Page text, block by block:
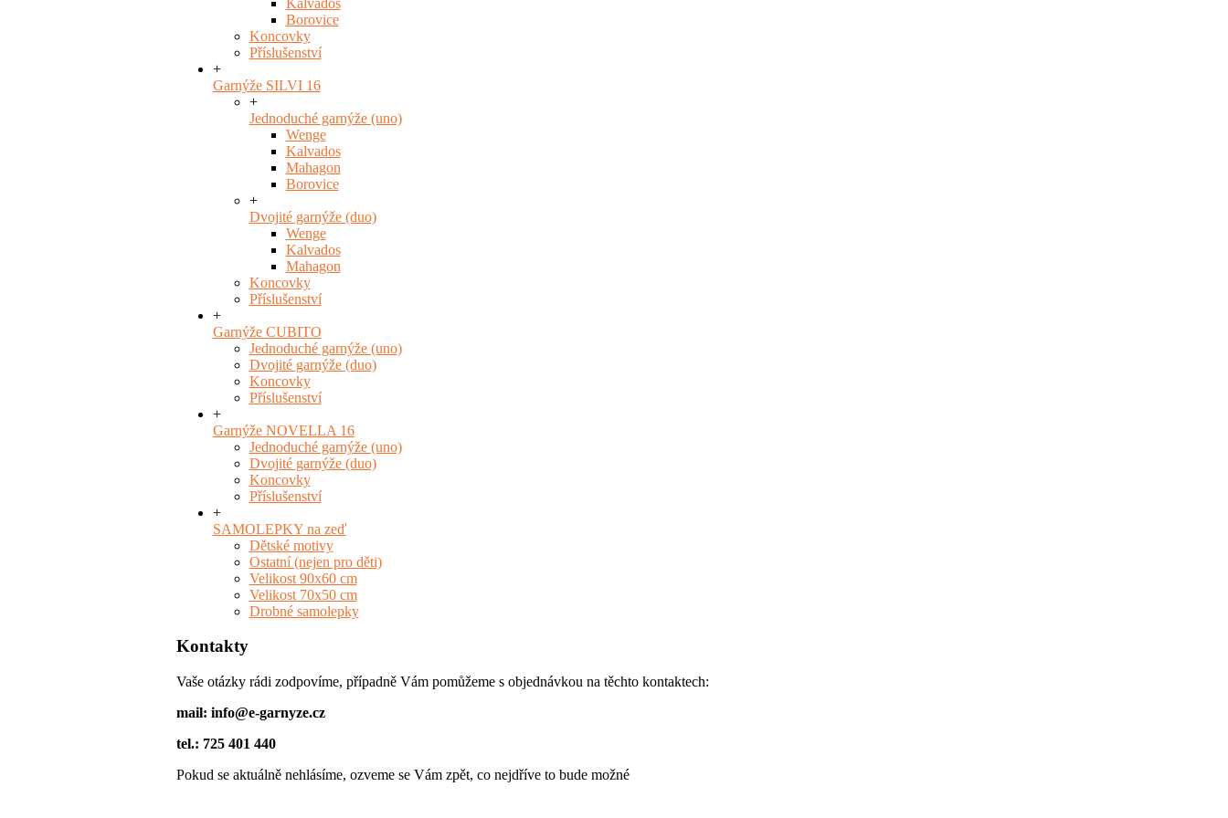
Borovice
Koncovky
Příslušenství
+
Garnýže SILVI 16
+
Jednoduché garnýže (uno)
Wenge
Kalvados
Mahagon
Borovice
+
Dvojité garnýže (duo)
Wenge
Kalvados
Mahagon
Koncovky
Příslušenství
+
Garnýže CUBITO
Jednoduché garnýže (uno)
Dvojité garnýže (duo)
Koncovky
Příslušenství
+
Garnýže NOVELLA 16
Jednoduché garnýže (uno)
Dvojité garnýže (duo)
Koncovky
Příslušenství
+
SAMOLEPKY na zeď
Dětské motivy
Ostatní (nejen pro děti)
Velikost 90x60 cm
Velikost 70x50 cm
Drobné samolepky
Kontakty
Vaše otázky rádi zodpovíme, případně Vám pomůžeme s objednávkou na těchto kontaktech:
mail: info@e-garnyze.cz
tel.: 725 401 440
Pokud se aktuálně nehlásíme, ozveme se Vám zpět, co nejdříve to bude možné